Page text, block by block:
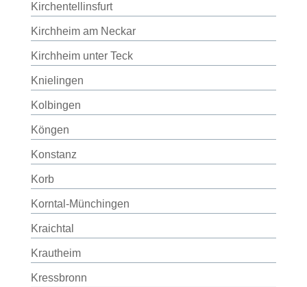
Kirchentellinsfurt
Kirchheim am Neckar
Kirchheim unter Teck
Knielingen
Kolbingen
Köngen
Konstanz
Korb
Korntal-Münchingen
Kraichtal
Krautheim
Kressbronn